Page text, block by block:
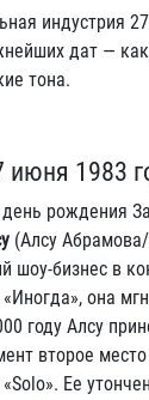
индустрия
дат —
тона.
июня 1983
рождения
(Алсу
шоу-бизнес в
она
году Алсу
второе
Ее